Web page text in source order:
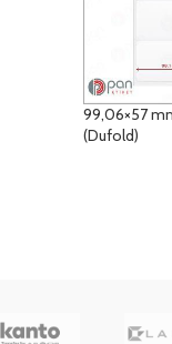
99,06×57
(Dufold)